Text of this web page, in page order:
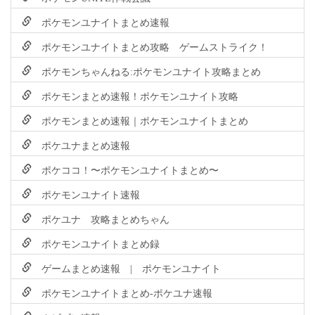
ポケモンユナイトまとめ速報
ポケモンユナイトまとめ攻略 ゲームストライク！
ポケモンちゃんねる:ポケモンユナイト攻略まとめ
ポケモンまとめ速報！ポケモンユナイト攻略
ポケモンまとめ速報｜ポケモンユナイトまとめ
ポケユナまとめ速報
ポケココ！〜ポケモンユナイトまとめ〜
ポケモンユナイト速報
ポケユナ 攻略まとめちゃん
ポケモンユナイトまとめ録
ゲームまとめ速報 | ポケモンユナイト
ポケモンユナイトまとめ-ポケユナ速報